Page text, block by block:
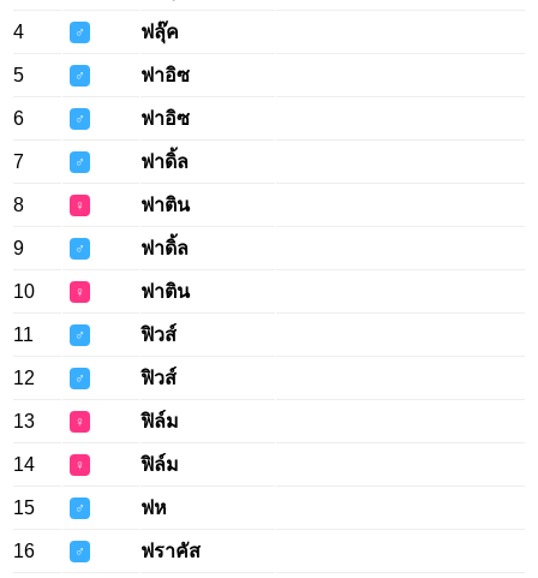
4 ♂ ฟลุ๊ค
5 ♂ ฟาอิซ
6 ♂ ฟาอิซ
7 ♂ ฟาดิ้ล
8 ♀ ฟาติน
9 ♂ ฟาดิ้ล
10 ♀ ฟาติน
11 ♂ ฟิวส์
12 ♂ ฟิวส์
13 ♀ ฟิล์ม
14 ♀ ฟิล์ม
15 ♂ ฟห
16 ♂ ฟราคัส